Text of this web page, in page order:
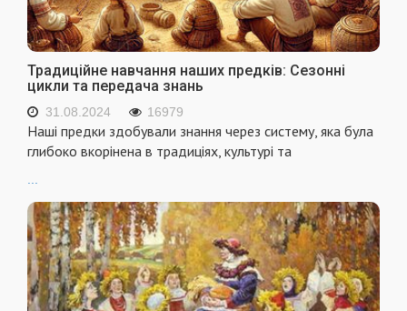
Традиційне навчання наших предків: Сезонні
цикли та передача знань
31.08.2024 16979
Наші предки здобували знання через систему, яка була
глибоко вкорінена в традиціях, культурі та